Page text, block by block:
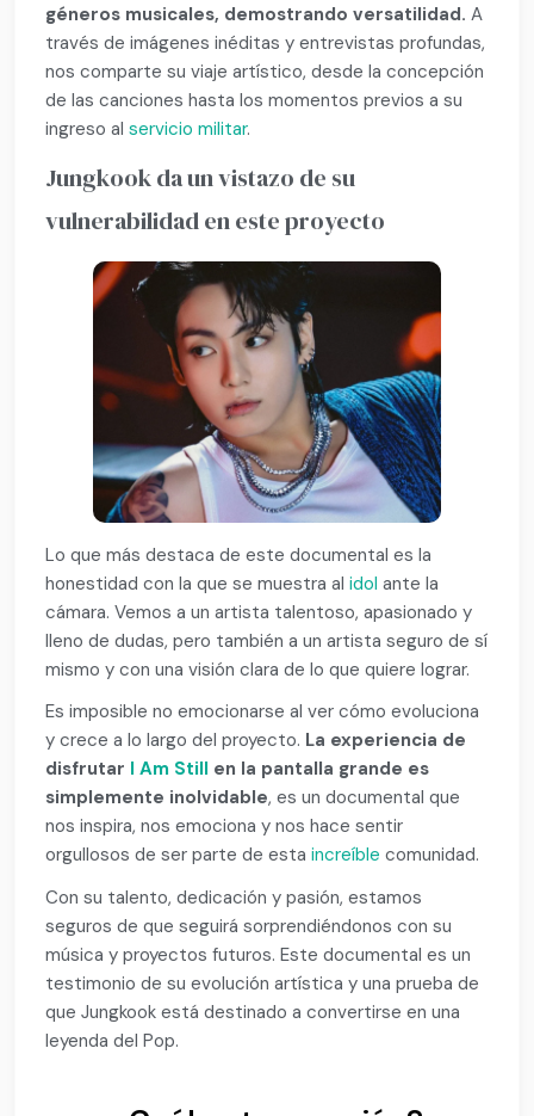
géneros musicales, demostrando versatilidad. A
través de imágenes inéditas y entrevistas profundas,
nos comparte su viaje artístico, desde la concepción
de las canciones hasta los momentos previos a su
ingreso alservicio militar.
Jungkook da un vistazo de su
vulnerabilidad en este proyecto
Lo que más destaca de este documental es la
honestidad con la que se muestra alidol ante la
cámara. Vemos a un artista talentoso, apasionado y
lleno de dudas, pero también a un artista seguro de sí
mismo y con una visión clara de lo que quiere lograr.
Es imposible no emocionarse al ver cómo evoluciona
y crece a lo largo del proyecto. La experiencia de
disfrutar I Am Still en la pantalla grande es
simplemente inolvidable, es un documental que
nos inspira, nos emociona y nos hace sentir
orgullosos de ser parte de estaincreíble comunidad.
Con su talento, dedicación y pasión, estamos
seguros de que seguirá sorprendiéndonos con su
música y proyectos futuros. Este documental es un
testimonio de su evolución artística y una prueba de
que Jungkook está destinado a convertirse en una
leyenda del Pop.